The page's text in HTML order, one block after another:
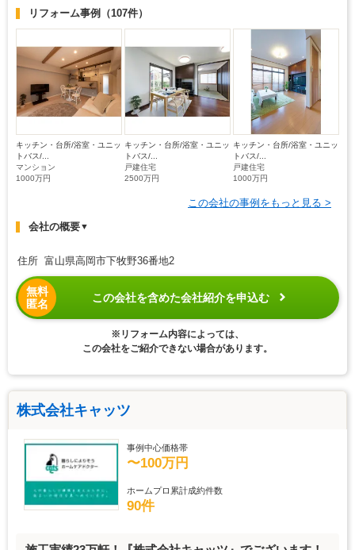
リフォーム事例 （107件）
キッチン・台所/浴室・ユニッ
トバス/...
マンション
1000万円
キッチン・台所/浴室・ユニッ
トバス/...
戸建住宅
2500万円
キッチン・台所/浴室・ユニッ
トバス/...
戸建住宅
1000万円
この会社の事例をもっと見る >
会社の概要▼
住所 富山県高岡市下牧野36番地2
無料
匿名
この会社を含めた会社紹介を申込む
※リフォーム内容によっては、
この会社をご紹介できない場合があります。
株式会社キャッツ
事例中心価格帯
〜100万円
ホームプロ累計成約件数
90件